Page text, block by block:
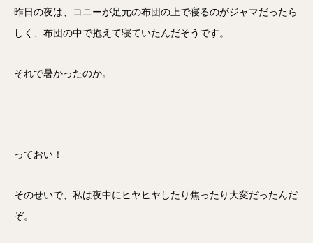
昨日の夜は、コニーが足元の布団の上で寝るのがジャマだったら
しく、布団の中で抱えて寝ていたんだそうです。
それで暑かったのか。
っておい！
そのせいで、私は夜中にヒヤヒヤしたり焦ったり大変だったんだ
ぞ。